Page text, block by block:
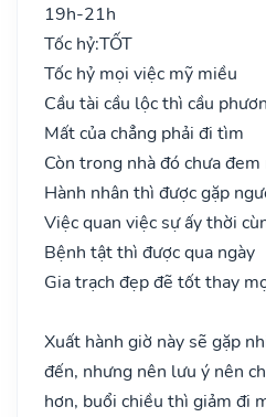
19h-21h
Tốc hỷ:TỐT
Tốc hỷ mọi việc mỹ miều
Cầu tài cầu lộc thì cầu
Mất của chẳng phải đi tìm
Còn trong nhà đó chưa đem
Hành nhân thì được gặp
Việc quan việc sự ấy thời
Bệnh tật thì được qua ngày
Gia trạch đẹp đẽ tốt thay
Xuất hành giờ này sẽ gặp
đến, nhưng nên lưu ý nên
hơn, buổi chiều thì giảm đi